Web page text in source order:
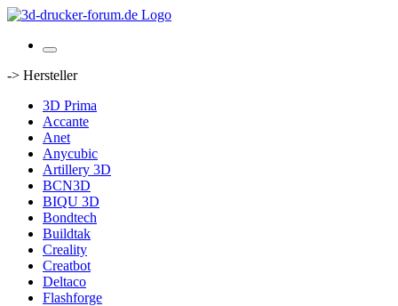
-> Hersteller
3D Prima
Accante
Anet
Anycubic
Artillery 3D
BCN3D
BIQU 3D
Bondtech
Buildtak
Creality
Creatbot
Deltaco
Flashforge